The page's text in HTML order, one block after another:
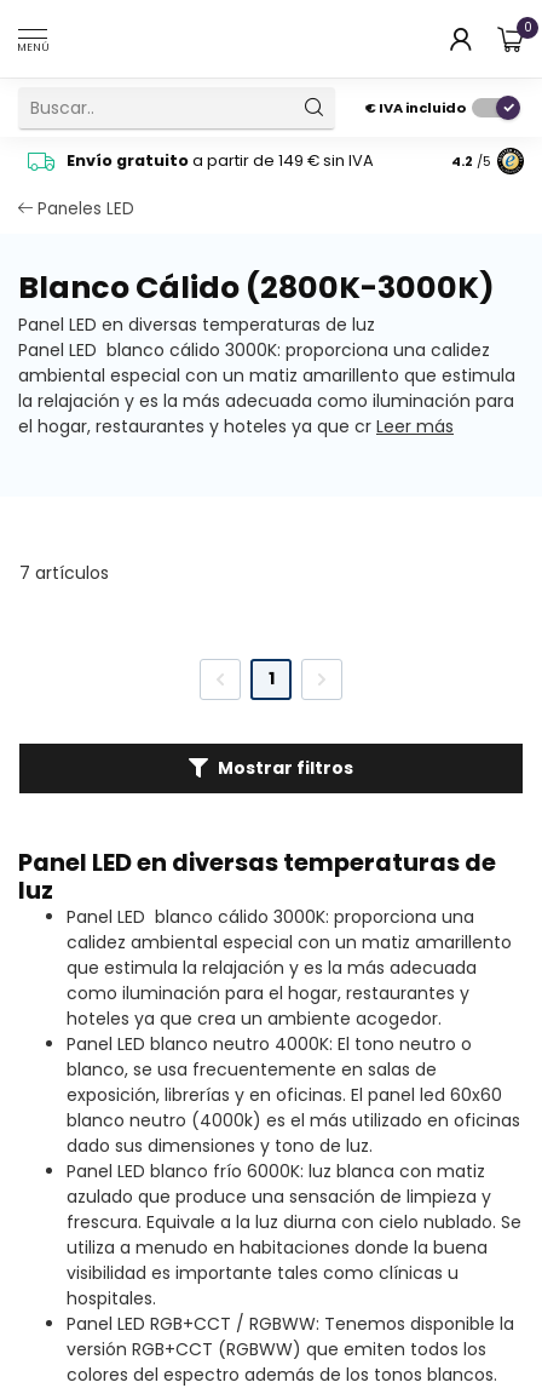
MENÚ
0
€IVA incluido
Envío gratuitoa partir de 149 € sin IVA Pide
4.2 /5
Paneles LED
Blanco Cálido (2800K-3000K)
Panel LED en diversas temperaturas de luz
Panel LED blanco cálido 3000K: proporciona una calidez
ambiental especial con un matiz amarillento que estimula
la relajación y es la más adecuada como iluminación para
el hogar, restaurantes y hoteles ya que cr Leer más
7 artículos
1
Mostrar filtros
Panel LED en diversas temperaturas de
luz
Panel LED blanco cálido 3000K: proporciona una
calidez ambiental especial con un matiz amarillento
que estimula la relajación y es la más adecuada
como iluminación para el hogar, restaurantes y
hoteles ya que crea un ambiente acogedor.
Panel LED blanco neutro 4000K: El tono neutro o
blanco, se usa frecuentemente en salas de
exposición, librerías y en oficinas. El panel led 60x60
blanco neutro (4000k) es el más utilizado en oficinas
dado sus dimensiones y tono de luz.
Panel LED blanco frío 6000K: luz blanca con matiz
azulado que produce una sensación de limpieza y
frescura. Equivale a la luz diurna con cielo nublado. Se
utiliza a menudo en habitaciones donde la buena
visibilidad es importante tales como clínicas u
hospitales.
Panel LED RGB+CCT / RGBWW: Tenemos disponible la
versión RGB+CCT (RGBWW) que emiten todos los
colores del espectro además de los tonos blancos.